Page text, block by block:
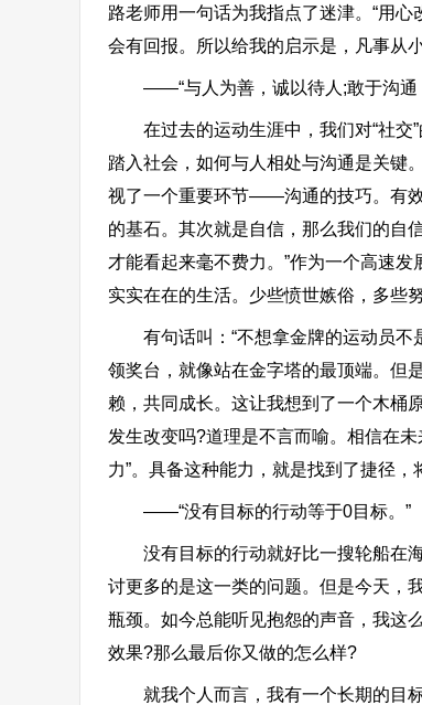
路老师用一句话为我指点了迷津。“用
会有回报。所以给我的启示是，凡事从
——“与人为善，诚以待人;敢于沟通
在过去的运动生涯中，我们对“社交”
踏入社会，如何与人相处与沟通是关键
视了一个重要环节——沟通的技巧。有
的基石。其次就是自信，那么我们的自
才能看起来毫不费力。”作为一个高速
实实在在的生活。少些愤世嫉俗，多些
有句话叫：“不想拿金牌的运动员不
领奖台，就像站在金字塔的最顶端。但
赖，共同成长。这让我想到了一个木桶
发生改变吗?道理是不言而喻。相信在
力”。具备这种能力，就是找到了捷径
——“没有目标的行动等于0目标。”
没有目标的行动就好比一搜轮船在海
讨更多的是这一类的问题。但是今天，
瓶颈。如今总能听见抱怨的声音，我这
效果?那么最后你又做的怎么样?
就我个人而言，我有一个长期的目标